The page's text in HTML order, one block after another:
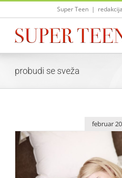
Skip
Super Teen |
probudi se sveža
februar